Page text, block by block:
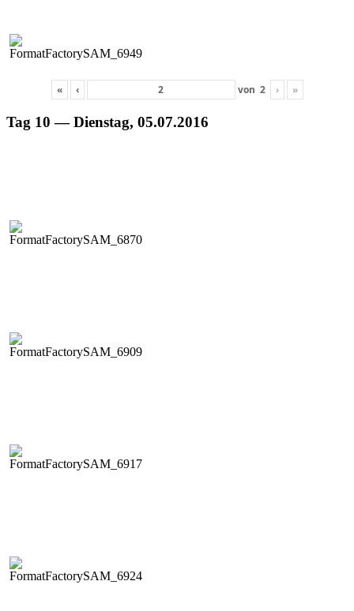
« ‹ von 2 › »
Tag 10 — Dienstag, 05.07.2016